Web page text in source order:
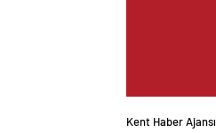
Kent Haber Ajansı